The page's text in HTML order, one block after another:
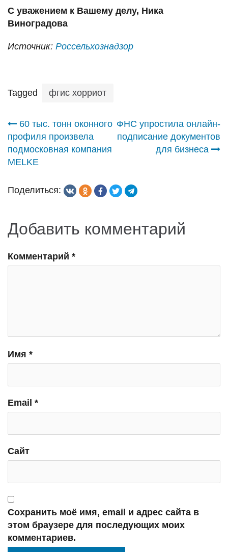
С уважением к Вашему делу, Ника
Виноградова
Источник: Россельхознадзор
Tagged фгис хорриот
Навигация
по
60 тыс. тонн оконного
профиля произвела
подмосковная компания
MELKE
ФНС упростила онлайн-
подписание документов
для бизнеса
Поделиться:
Добавить комментарий
Комментарий *
Имя *
Email *
Сайт
Сохранить моё имя, email и адрес сайта в
этом браузере для последующих моих
комментариев.